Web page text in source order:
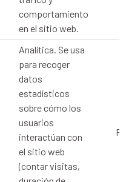
comportamiento
en el sitio web.
Analítica. Se usa
para recoger
datos
estadísticos
sobre cómo los
usuarios
interactúan con
el sitio web
(contar visitas,